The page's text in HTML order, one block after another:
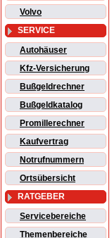
Volvo
SERVICE
Autohäuser
Kfz-Versicherung
Bußgeldrechner
Bußgeldkatalog
Promillerechner
Kaufvertrag
Notrufnummern
Ortsübersicht
RATGEBER
Servicebereiche
Themenbereiche